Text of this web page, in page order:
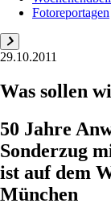
Fotoreportagen
29.10.2011
Was sollen
50 Jahre
Sonderzug
ist auf dem
München